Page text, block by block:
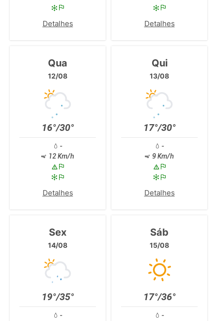
Detalhes Detalhes
Qua
12/08
16°/30°
-
12 Km/h
Detalhes
Qui
13/08
17°/30°
-
9 Km/h
Detalhes
Sex
14/08
19°/35°
-
Sáb
15/08
17°/36°
-